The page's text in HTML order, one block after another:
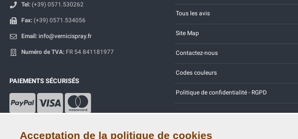
Tel: (+39) 0571.530262
Fax: (+39) 0571.534056
Email: info@vernicispray.fr
Numéro de TVA: FR 54 841181977
PAIEMENTS SÉCURISÉS
Tous les avis
Site Map
Contactez-nous
Codes couleurs
Politique de confidentialité - RGPD
Acceptation de la politique de cookies